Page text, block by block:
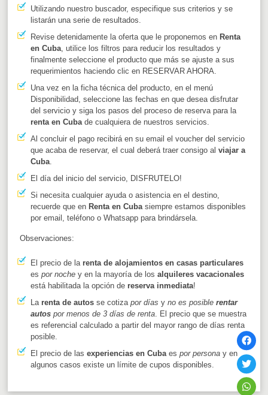
Utilizando nuestro buscador, especifique sus criterios y se
listarán una serie de resultados.
Revise detenidamente la oferta que le proponemos enRenta
en Cuba , utilice los filtros para reducir los resultados y
finalmente seleccione el producto que más se ajuste a sus
requerimientos haciendo clic en RESERVAR AHORA.
Una vez en la ficha técnica del producto, en el menú
Disponibilidad, seleccione las fechas en que desea disfrutar
del servicio y siga los pasos del proceso de reserva para la
renta en Cuba de cualquiera de nuestros servicios.
Al concluir el pago recibirá en su email el voucher del servicio
que acaba de reservar, el cual deberá traer consigo alviajar a
Cuba
El día del inicio del servicio, DISFRUTELO!
Si necesita cualquier ayuda o asistencia en el destino,
recuerde que enRenta en Cuba siempre estamos disponibles
por email, teléfono o Whatsapp para brindársela.
Observaciones:
El precio de la renta de alojamientos en casas particulares
espor noche y en la mayoría de losalquileres vacacionales
está habilitada la opción de reserva inmediata!
La renta de autos se cotizapor días yno es posiblerentar
autos por menos de 3 días de renta . El precio que se muestra
es referencial calculado a partir del mayor rango de días renta
posible.
El precio de lasexperiencias en Cuba espor persona y en
algunos casos existe un límite de cupos disponibles.